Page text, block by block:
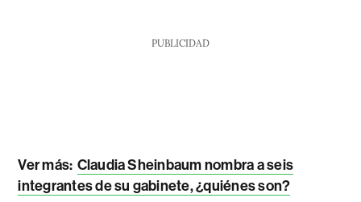
PUBLICIDAD
Ver más: Claudia Sheinbaum nombra a seis
integrantes de su gabinete, ¿quiénes son?